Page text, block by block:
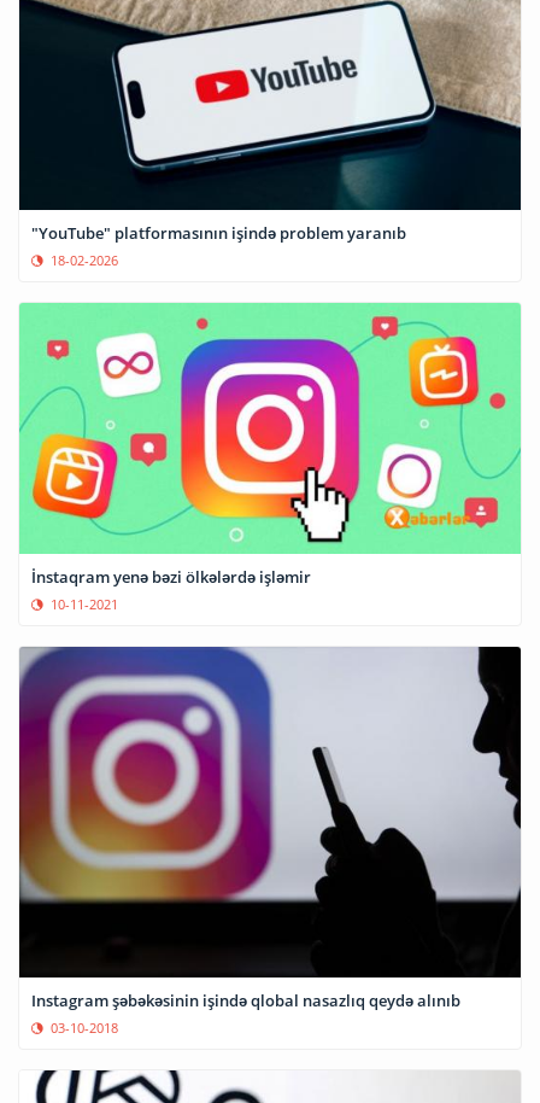
"YouTube" platformasının işində problem yaranıb
18-02-2026
İnstaqram yenə bəzi ölkələrdə işləmir
10-11-2021
Instagram şəbəkəsinin işində qlobal nasazlıq qeydə alınıb
03-10-2018